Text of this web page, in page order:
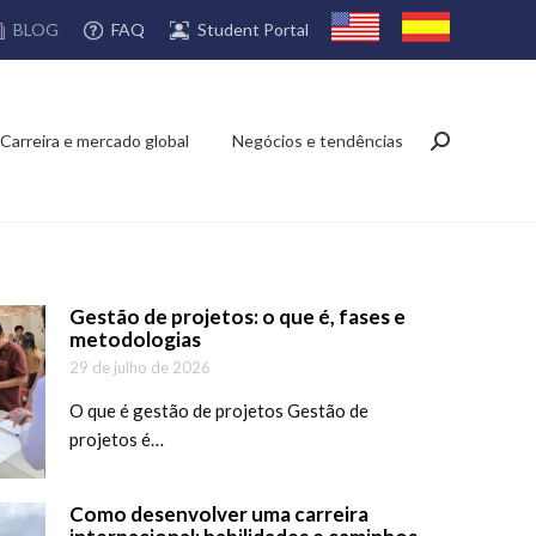
BLOG FAQ Student Portal
Carreira e mercado global Negócios e tendências Search:
Gestão de projetos: o que é, fases e
metodologias
29 de julho de 2026
O que é gestão de projetos Gestão de
projetos é…
Como desenvolver uma carreira